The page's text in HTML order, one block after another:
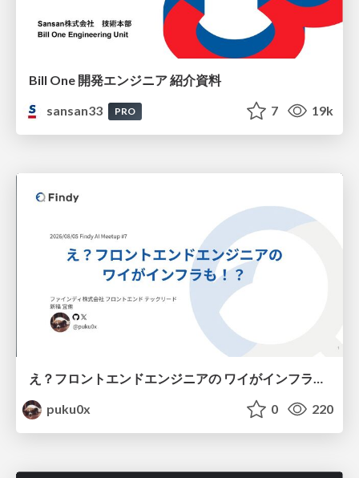
Bill One 開発エンジニア 紹介資料
sansan33
PRO 7 19k
え？フロントエンドエンジニアの ワイがインフラも！？
puku0x
0 220